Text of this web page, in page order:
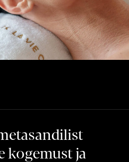
kogemust ja